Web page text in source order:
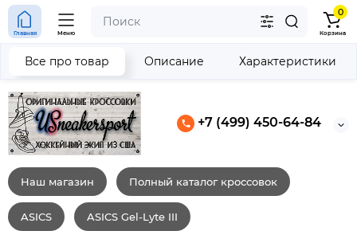
+7 (499) 450-64-84
Главная Меню
0
Корзина
Наш магазин Полный каталог кроссовок
ASICS ASICS Gel-Lyte III
Все про товар Описание Характеристики